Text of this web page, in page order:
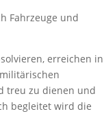
Fahrzeuge und
erreichen in
treu zu dienen und
begleitet wird die